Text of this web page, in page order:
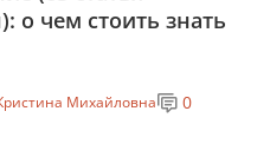
о чем стоить знать
Михайловна
0